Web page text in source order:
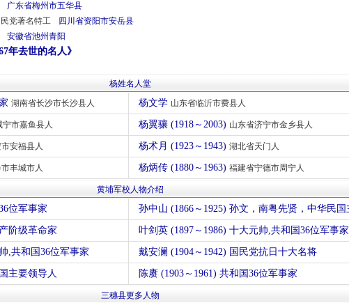
广东省梅州市五华县
民党著名特工 四川省资阳市安岳县
安徽省池州青阳
年去世的名人》
杨姓名人堂
湖南省长沙市长沙县人 杨文学 山东省临沂市费县人
宁市嘉鱼县人 杨翼骧 (1918～2003) 山东省济宁市金乡县人
安福县人 杨术月 (1923～1943) 湖北省天门人
丰城市人 杨炳传 (1880～1963) 福建省宁德市周宁人
黄埔军校人物介绍
位军事家
阶级革命家 叶剑英 (1897～1986) 十大元帅,共和国36位军事家
,共和国36位军事家 戴安澜 (1904～1942) 国民党抗日十大名将
主要领导人 陈赓 (1903～1961) 共和国36位军事家
三穗县更多人物